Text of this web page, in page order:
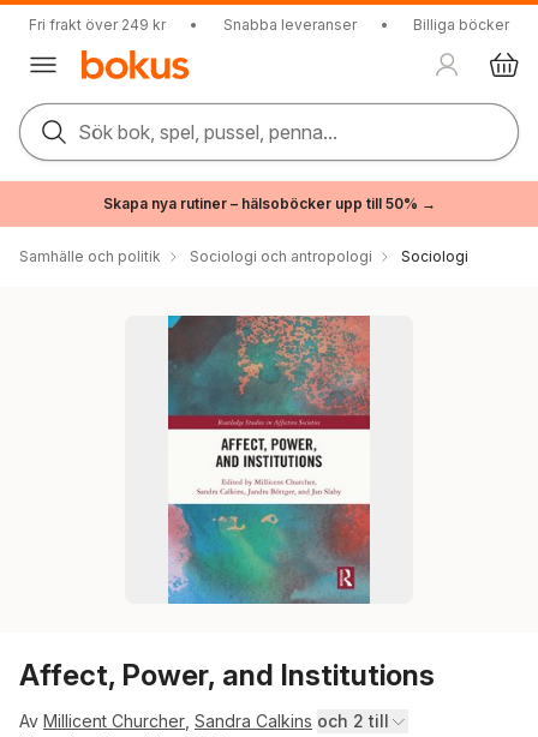
Fri frakt över 249 kr • Snabba leveranser • Billiga böcker
Sök bok, spel, pussel, penna...
Skapa nya rutiner – hälsoböcker upp till 50% →
Samhälle och politik Sociologi och antropologi Sociologi
Affect, Power, and Institutions
Av Millicent Churcher Sandra Calkins och 2 till